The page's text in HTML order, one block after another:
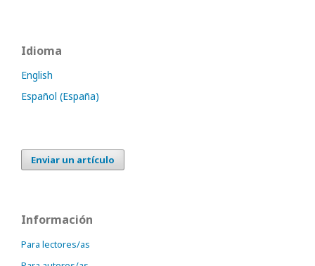
Idioma
English
Español (España)
Enviar un artículo
Información
Para lectores/as